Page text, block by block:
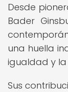
Desde
Bader
una huella
igualdad y la
Sus